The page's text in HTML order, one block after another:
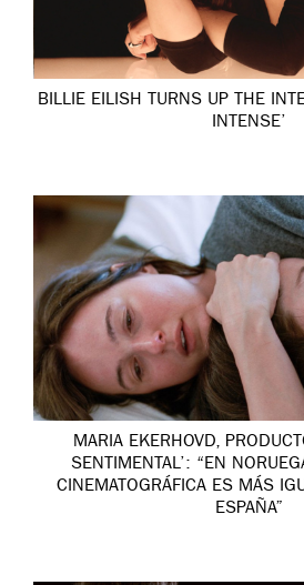
BILLIE EILISH TURNS UP THE
INTENSE’
MARIA EKERHOVD,
SENTIMENTAL’: “EN
CINEMATOGRÁFICA ES MÁS
ESPAÑA”